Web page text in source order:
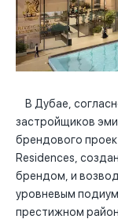
В Дубае,
застройщиков
брендового
Residences,
брендом, и
уровневым
престижном